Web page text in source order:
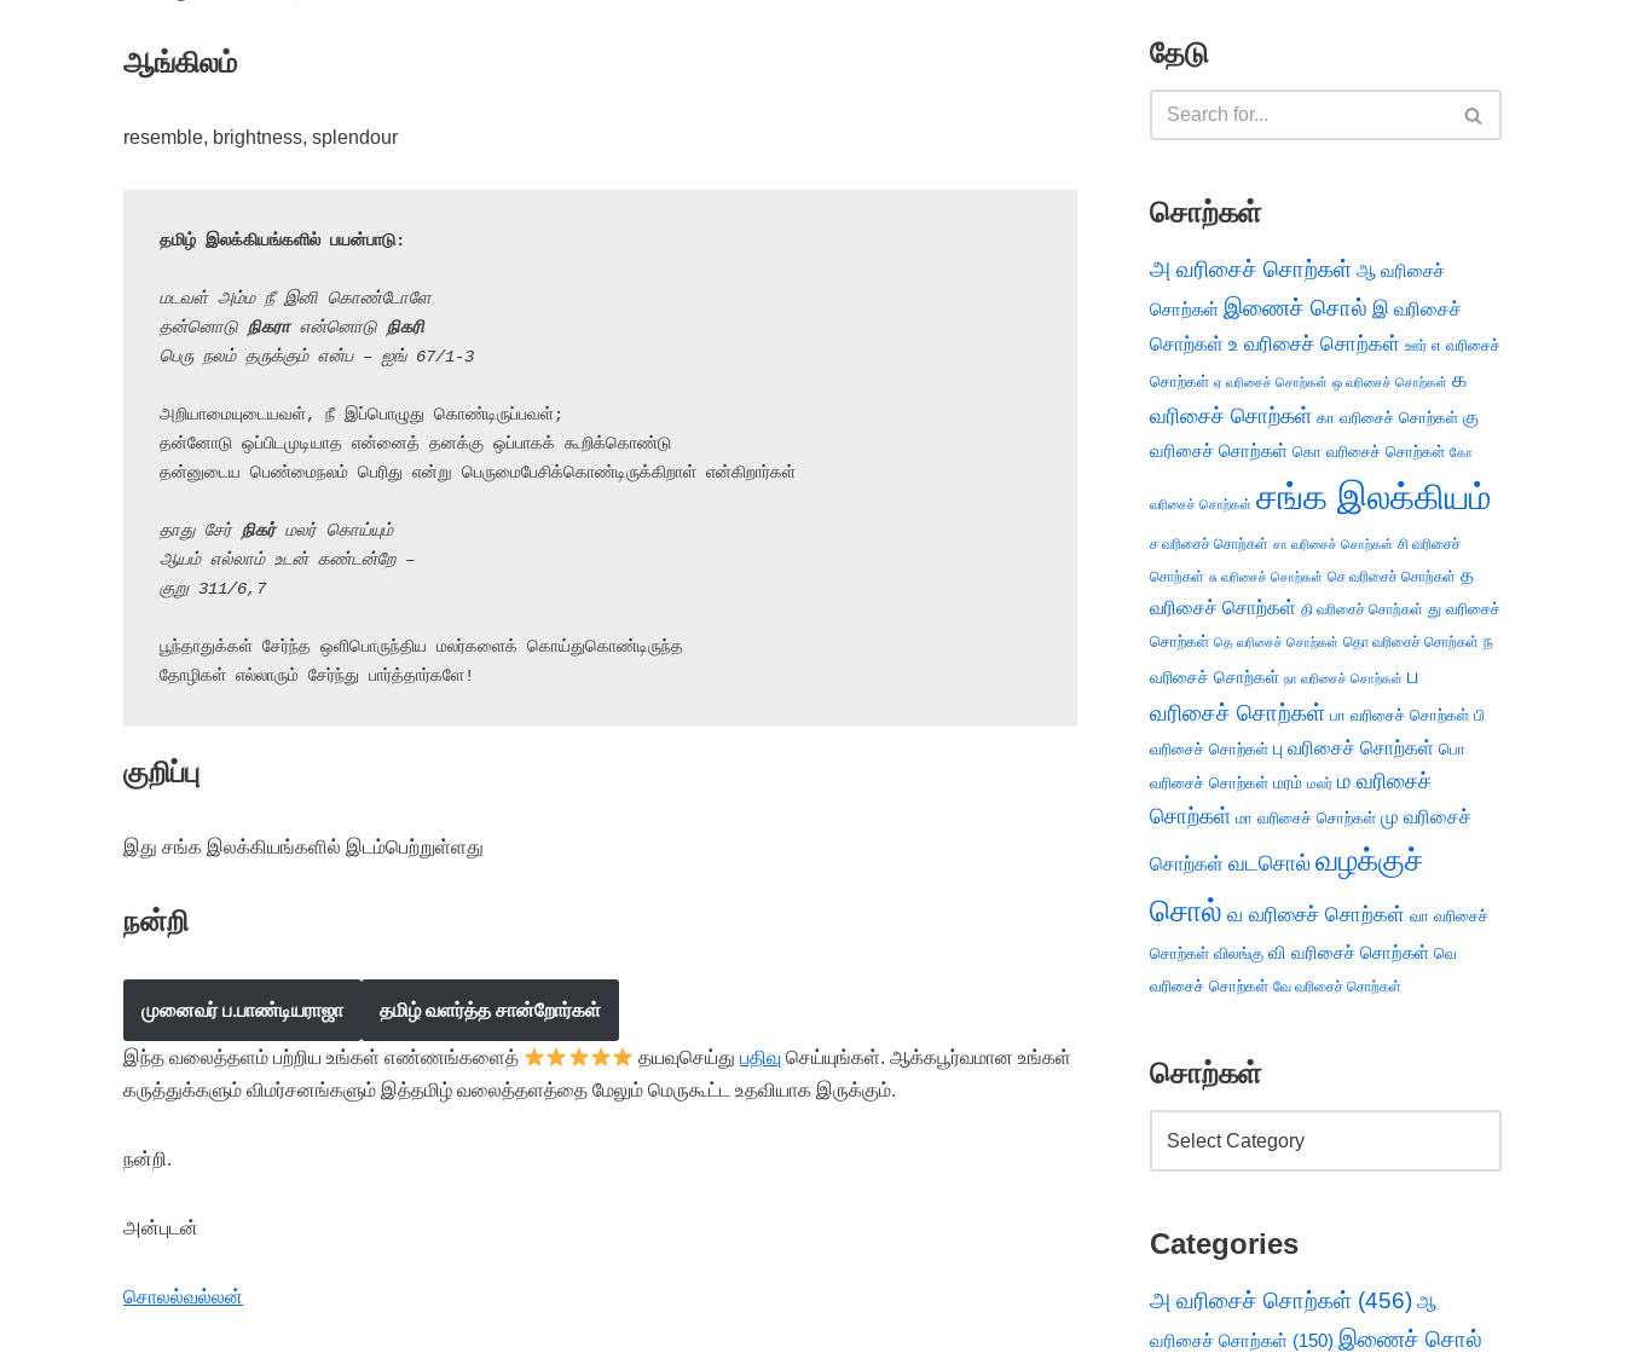
ஆங்கிலம்
resemble, brightness, splendour
தமிழ் இலக்கியங்களில் பயன்பாடு:
மடவள் அம்ம நீ இனி கொண்டோளே
தன்னொடு நிகரா என்னொடு நிகரி
பெரு நலம் தருக்கும் என்ப – ஐங் 67/1-3
அறியாமையுடையவள், நீ இப்பொழுது கொண்டிருப்பவள்;
தன்னோடு ஒப்பிடமுடியாத என்னைத் தனக்கு ஒப்பாகக் கூறிக்கொண்டு
தன்னுடைய பெண்மைநலம் பெரிது என்று பெருமைபேசிக்கொண்டிருக்கிறாள் என்கிறார்கள்
தாது சேர் நிகர் மலர் கொய்யும்
ஆயம் எல்லாம் உடன் கண்டன்றே –
குறு 311/6,7
பூந்தாதுக்கள் சேர்ந்த ஒளிபொருந்திய மலர்களைக் கொய்துகொண்டிருந்த
தோழிகள் எல்லாரும் சேர்ந்து பார்த்தார்களே!
குறிப்பு
இது சங்க இலக்கியங்களில் இடம்பெற்றுள்ளது
நன்றி
முனைவர் ப.பாண்டியராஜா தமிழ் வளர்த்த சான்றோர்கள்
இந்த வலைத்தளம் பற்றிய உங்கள் எண்ணங்களைத் தயவுசெய்துபதிவு செய்யுங்கள். ஆக்கபூர்வமான உங்கள்
கருத்துக்களும் விமர்சனங்களும் இத்தமிழ் வலைத்தளத்தை மேலும் மெருகூட்ட உதவியாக இருக்கும்.
நன்றி.
அன்புடன்
சொலல்வல்லன்
தேடு
சொற்கள்
அ வரிசைச் சொற்கள் ஆ வரிசைச்
சொற்கள் இணைச் சொல் இ வரிசைச்
சொற்கள் உ வரிசைச் சொற்கள் ஊர் எ வரிசைச்
சொற்கள் ஏ வரிசைச் சொற்கள் ஒ வரிசைச் சொற்கள் க
வரிசைச் சொற்கள் கா வரிசைச் சொற்கள் கு
வரிசைச் சொற்கள் கொ வரிசைச் சொற்கள் கோ
வரிசைச் சொற்கள் சங்க இலக்கியம்
ச வரிசைச் சொற்கள் சா வரிசைச் சொற்கள் சி வரிசைச்
சொற்கள் சு வரிசைச் சொற்கள் செ வரிசைச் சொற்கள் த
வரிசைச் சொற்கள் தி வரிசைச் சொற்கள் து வரிசைச்
சொற்கள் தெ வரிசைச் சொற்கள் தொ வரிசைச் சொற்கள் ந
வரிசைச் சொற்கள் நா வரிசைச் சொற்கள் ப
வரிசைச் சொற்கள் பா வரிசைச் சொற்கள் பி
வரிசைச் சொற்கள் பு வரிசைச் சொற்கள் பொ
வரிசைச் சொற்கள் மரம் மலர் ம வரிசைச்
சொற்கள் மா வரிசைச் சொற்கள் மு வரிசைச்
சொற்கள் வடசொல் வழக்குச்
சொல் வ வரிசைச் சொற்கள் வா வரிசைச்
சொற்கள் விலங்கு வி வரிசைச் சொற்கள் வெ
வரிசைச் சொற்கள் வே வரிசைச் சொற்கள்
சொற்கள்
Categories
அ வரிசைச் சொற்கள் (456) ஆ
வரிசைச் சொற்கள் (150) இணைச் சொல்